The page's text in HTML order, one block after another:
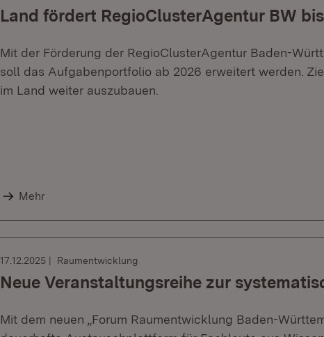
Land fördert RegioClusterAgentur BW
Mit der Förderung der RegioClusterAgentur Baden-
soll das Aufgabenportfolio ab 2026 erweitert werden.
im Land weiter auszubauen.
Mehr
17.12.2025 Raumentwicklung
Neue Veranstaltungsreihe zur
Mit dem neuen „Forum Raumentwicklung Baden-